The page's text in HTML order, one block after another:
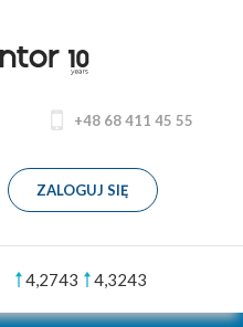
+48 68 411 45 55
ZALOGUJ SIĘ
4,2743 4,3243